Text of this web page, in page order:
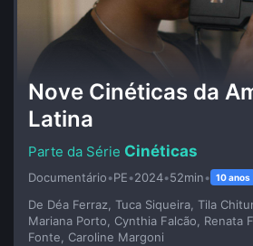
Nove Cinéticas da
Latina
Cinéticas
Documentário•PE•2024•52min• 10 anos
De Déa Ferraz, Tuca Siqueira, Tila
Mariana Porto, Cynthia Falcão, Renata
Fonte, Caroline Margoni